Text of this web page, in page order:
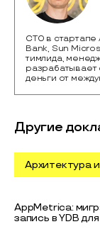
CTO в
Bank, Sun
тимлида,
разрабатывает
деньги от
Другие
Архитектура
AppMetrica:
запись в YDB